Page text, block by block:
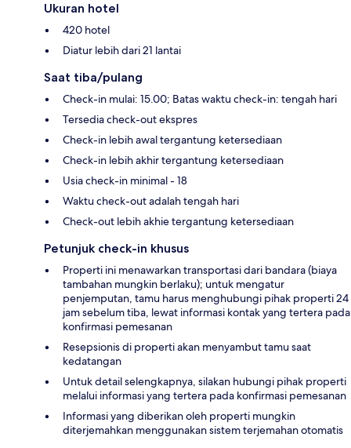
Ukuran hotel
420 hotel
Diatur lebih dari 21 lantai
Saat tiba/pulang
Check-in mulai: 15.00; Batas waktu check-in: tengah hari
Tersedia check-out ekspres
Check-in lebih awal tergantung ketersediaan
Check-in lebih akhir tergantung ketersediaan
Usia check-in minimal - 18
Waktu check-out adalah tengah hari
Check-out lebih akhie tergantung ketersediaan
Petunjuk check-in khusus
Properti ini menawarkan transportasi dari bandara (biaya
tambahan mungkin berlaku); untuk mengatur
penjemputan, tamu harus menghubungi pihak properti 24
jam sebelum tiba, lewat informasi kontak yang tertera pada
konfirmasi pemesanan
Resepsionis di properti akan menyambut tamu saat
kedatangan
Untuk detail selengkapnya, silakan hubungi pihak properti
melalui informasi yang tertera pada konfirmasi pemesanan
Informasi yang diberikan oleh properti mungkin
diterjemahkan menggunakan sistem terjemahan otomatis